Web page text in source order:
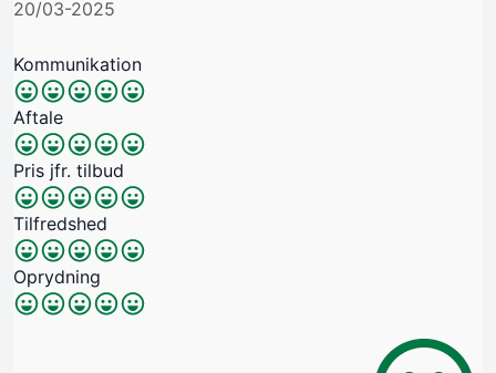
20/03-2025
Kommunikation
Aftale
Pris jfr. tilbud
Tilfredshed
Oprydning